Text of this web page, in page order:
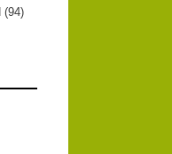
(94)